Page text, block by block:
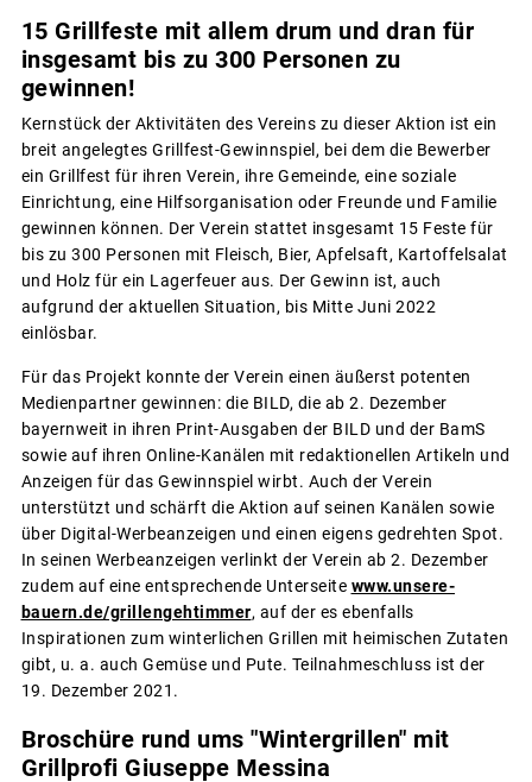
15 Grillfeste mit allem drum und dran für
insgesamt bis zu 300 Personen zu
gewinnen!
Kernstück der Aktivitäten des Vereins zu dieser Aktion ist ein
breit angelegtes Grillfest-Gewinnspiel, bei dem die Bewerber
ein Grillfest für ihren Verein, ihre Gemeinde, eine soziale
Einrichtung, eine Hilfsorganisation oder Freunde und Familie
gewinnen können. Der Verein stattet insgesamt 15 Feste für
bis zu 300 Personen mit Fleisch, Bier, Apfelsaft, Kartoffelsalat
und Holz für ein Lagerfeuer aus. Der Gewinn ist, auch
aufgrund der aktuellen Situation, bis Mitte Juni 2022
einlösbar.
Für das Projekt konnte der Verein einen äußerst potenten
Medienpartner gewinnen: die BILD, die ab 2. Dezember
bayernweit in ihren Print-Ausgaben der BILD und der BamS
sowie auf ihren Online-Kanälen mit redaktionellen Artikeln und
Anzeigen für das Gewinnspiel wirbt. Auch der Verein
unterstützt und schärft die Aktion auf seinen Kanälen sowie
über Digital-Werbeanzeigen und einen eigens gedrehten Spot.
In seinen Werbeanzeigen verlinkt der Verein ab 2. Dezember
zudem auf eine entsprechende Unterseite www.unsere-
bauern.de/grillengehtimmer, auf der es ebenfalls
Inspirationen zum winterlichen Grillen mit heimischen Zutaten
gibt, u. a. auch Gemüse und Pute. Teilnahmeschluss ist der
19. Dezember 2021.
Broschüre rund ums "Wintergrillen" mit
Grillprofi Giuseppe Messina